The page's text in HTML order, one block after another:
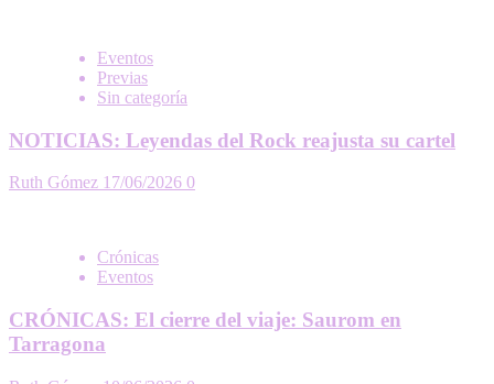
Eventos
Previas
Sin categoría
NOTICIAS: Leyendas del Rock reajusta su cartel
Ruth Gómez 17/06/2026 0
Crónicas
Eventos
CRÓNICAS: El cierre del viaje: Saurom en
Tarragona